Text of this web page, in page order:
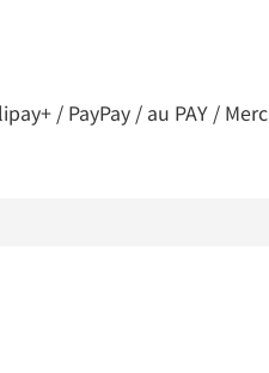
/ PayPay / au PAY /